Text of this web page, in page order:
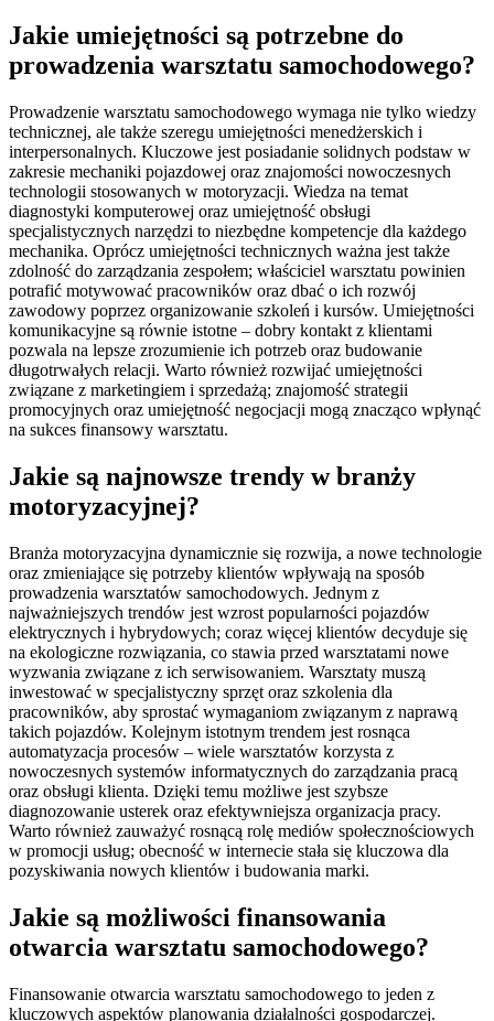
Jakie umiejętności są potrzebne do
prowadzenia warsztatu samochodowego?
Prowadzenie warsztatu samochodowego wymaga nie tylko wiedzy
technicznej, ale także szeregu umiejętności menedżerskich i
interpersonalnych. Kluczowe jest posiadanie solidnych podstaw w
zakresie mechaniki pojazdowej oraz znajomości nowoczesnych
technologii stosowanych w motoryzacji. Wiedza na temat
diagnostyki komputerowej oraz umiejętność obsługi
specjalistycznych narzędzi to niezbędne kompetencje dla każdego
mechanika. Oprócz umiejętności technicznych ważna jest także
zdolność do zarządzania zespołem; właściciel warsztatu powinien
potrafić motywować pracowników oraz dbać o ich rozwój
zawodowy poprzez organizowanie szkoleń i kursów. Umiejętności
komunikacyjne są równie istotne – dobry kontakt z klientami
pozwala na lepsze zrozumienie ich potrzeb oraz budowanie
długotrwałych relacji. Warto również rozwijać umiejętności
związane z marketingiem i sprzedażą; znajomość strategii
promocyjnych oraz umiejętność negocjacji mogą znacząco wpłynąć
na sukces finansowy warsztatu.
Jakie są najnowsze trendy w branży
motoryzacyjnej?
Branża motoryzacyjna dynamicznie się rozwija, a nowe technologie
oraz zmieniające się potrzeby klientów wpływają na sposób
prowadzenia warsztatów samochodowych. Jednym z
najważniejszych trendów jest wzrost popularności pojazdów
elektrycznych i hybrydowych; coraz więcej klientów decyduje się
na ekologiczne rozwiązania, co stawia przed warsztatami nowe
wyzwania związane z ich serwisowaniem. Warsztaty muszą
inwestować w specjalistyczny sprzęt oraz szkolenia dla
pracowników, aby sprostać wymaganiom związanym z naprawą
takich pojazdów. Kolejnym istotnym trendem jest rosnąca
automatyzacja procesów – wiele warsztatów korzysta z
nowoczesnych systemów informatycznych do zarządzania pracą
oraz obsługi klienta. Dzięki temu możliwe jest szybsze
diagnozowanie usterek oraz efektywniejsza organizacja pracy.
Warto również zauważyć rosnącą rolę mediów społecznościowych
w promocji usług; obecność w internecie stała się kluczowa dla
pozyskiwania nowych klientów i budowania marki.
Jakie są możliwości finansowania
otwarcia warsztatu samochodowego?
Finansowanie otwarcia warsztatu samochodowego to jeden z
kluczowych aspektów planowania działalności gospodarczej.